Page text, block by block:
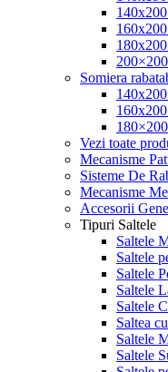
Somiera
Vezi toate
Mecanisme
Sisteme De
Mecanisme
Accesorii
Tipuri Saltele
Saltele
Saltele
Saltele
Saltele
Saltele
Saltea
Saltele
Saltele